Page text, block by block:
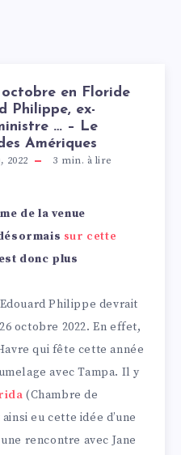
en Floride
Philippe, ex-
… – Le
Amériques
2022 3 min. à lire
de la venue
sur cette
donc plus
Philippe devrait
octobre 2022. En effet,
qui fête cette année
avec Tampa. Il y
(Chambre de
eu cette idée d’une
rencontre avec Jane